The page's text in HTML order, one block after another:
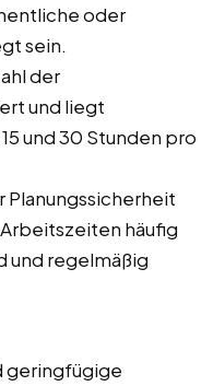
oder
sein.
der
und liegt
und 30 Stunden pro
Planungssicherheit
häufig
und regelmäßig
geringfügige